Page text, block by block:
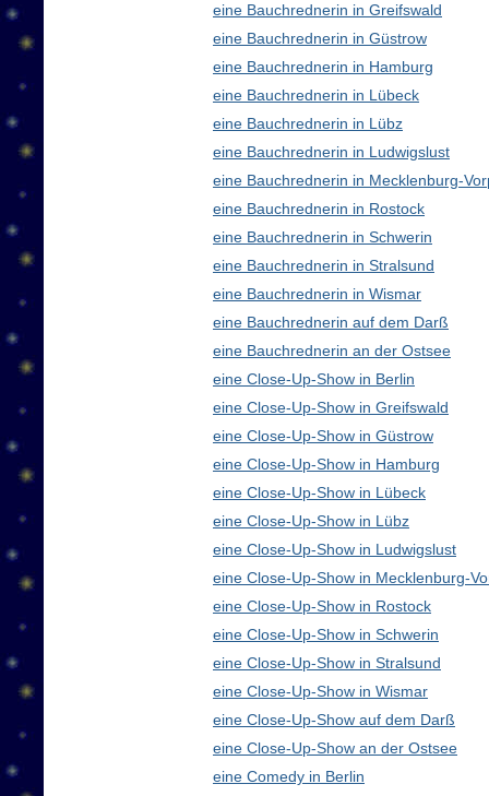
eine Bauchrednerin in Greifswald
eine Bauchrednerin in Güstrow
eine Bauchrednerin in Hamburg
eine Bauchrednerin in Lübeck
eine Bauchrednerin in Lübz
eine Bauchrednerin in Ludwigslust
eine Bauchrednerin in Mecklenburg-
eine Bauchrednerin in Rostock
eine Bauchrednerin in Schwerin
eine Bauchrednerin in Stralsund
eine Bauchrednerin in Wismar
eine Bauchrednerin auf dem Darß
eine Bauchrednerin an der Ostsee
eine Close-Up-Show in Berlin
eine Close-Up-Show in Greifswald
eine Close-Up-Show in Güstrow
eine Close-Up-Show in Hamburg
eine Close-Up-Show in Lübeck
eine Close-Up-Show in Lübz
eine Close-Up-Show in Ludwigslust
eine Close-Up-Show in Mecklenburg-
eine Close-Up-Show in Rostock
eine Close-Up-Show in Schwerin
eine Close-Up-Show in Stralsund
eine Close-Up-Show in Wismar
eine Close-Up-Show auf dem Darß
eine Close-Up-Show an der Ostsee
eine Comedy in Berlin